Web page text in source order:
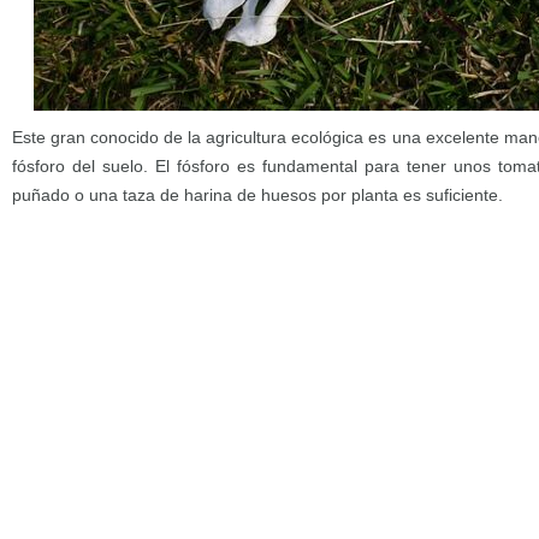
Este gran conocido de la agricultura ecológica es una excelente
fósforo del suelo. El fósforo es fundamental para tener unos
puñado o una taza de harina de huesos por planta es suficiente.